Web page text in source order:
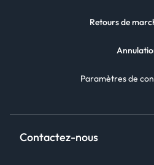
Retours de
Paramètres de
Contactez-nous